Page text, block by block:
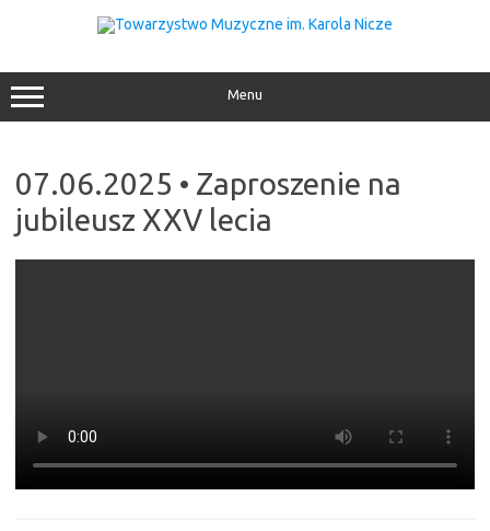
Menu
07.06.2025 • Zaproszenie na
jubileusz XXV lecia